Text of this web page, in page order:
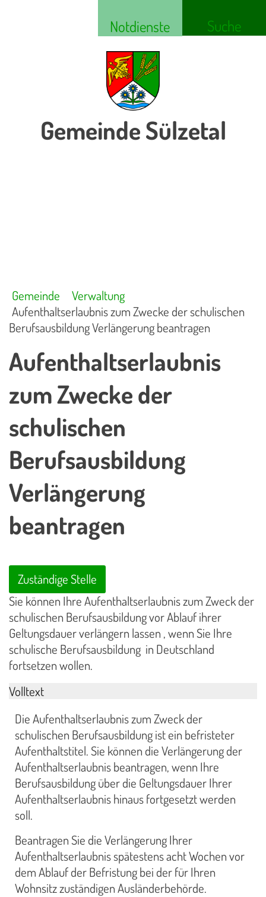
Notdienste Suche
Gemeinde Sülzetal
Gemeinde
Verwaltung
Aufenthaltserlaubnis zum Zwecke der schulischen
Berufsausbildung Verlängerung beantragen
Aufenthaltserlaubnis
zum Zwecke der
schulischen
Berufsausbildung
Verlängerung
beantragen
Zuständige Stelle
Sie können Ihre Aufenthaltserlaubnis zum Zweck der
schulischen Berufsausbildung vor Ablauf ihrer
Geltungsdauer verlängern lassen , wenn Sie Ihre
schulische Berufsausbildung in Deutschland
fortsetzen wollen.
Volltext
Die Aufenthaltserlaubnis zum Zweck der
schulischen Berufsausbildung ist ein befristeter
Aufenthaltstitel. Sie können die Verlängerung der
Aufenthaltserlaubnis beantragen, wenn Ihre
Berufsausbildung über die Geltungsdauer Ihrer
Aufenthaltserlaubnis hinaus fortgesetzt werden
soll.
Beantragen Sie die Verlängerung Ihrer
Aufenthaltserlaubnis spätestens acht Wochen vor
dem Ablauf der Befristung bei der für Ihren
Wohnsitz zuständigen Ausländerbehörde.